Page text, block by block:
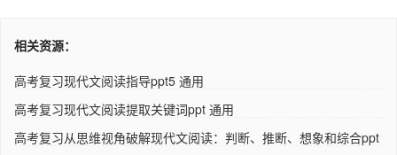
相关资源：
高考复习现代文阅读指导ppt5 通用
高考复习现代文阅读提取关键词ppt 通用
高考复习从思维视角破解现代文阅读：判断、推断、想象和综合ppt